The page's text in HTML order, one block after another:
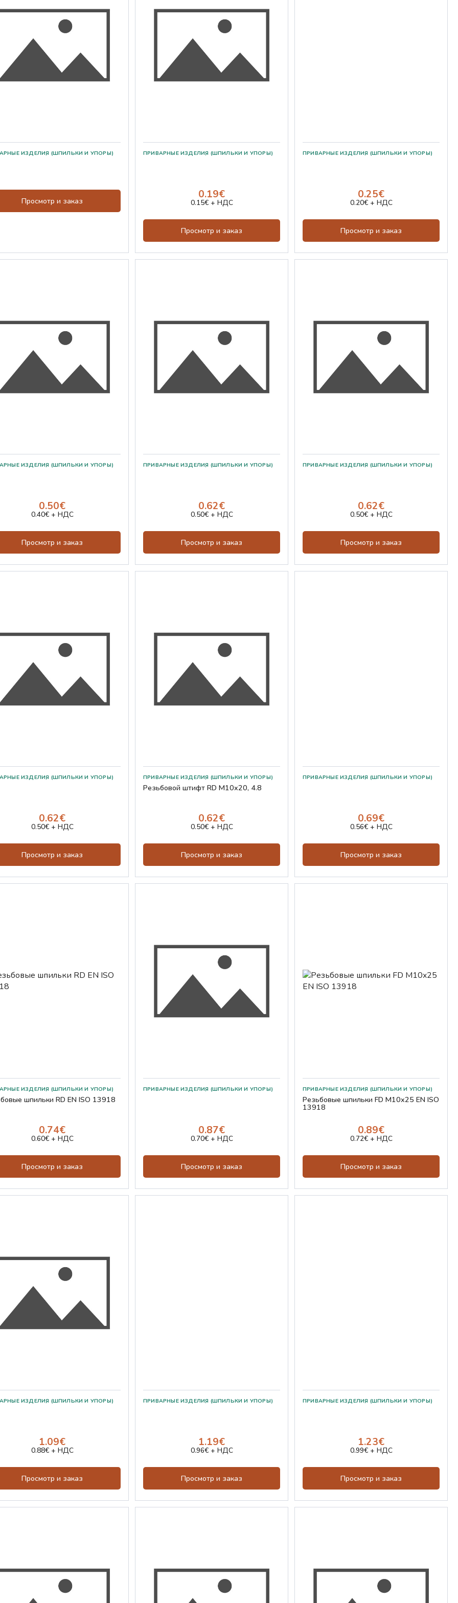
Просмотр и заказ 0.19€
0.15€ + НДС
Просмотр и заказ
0.25€
0.20€ + НДС
Просмотр и заказ
0.50€
0.40€ + НДС
Просмотр и заказ
0.62€
0.50€ + НДС
Просмотр и заказ
0.62€
0.50€ + НДС
Просмотр и заказ
0.62€
0.50€ + НДС
Просмотр и заказ
Резьбовой штифт RD M10x20, 4.8
0.62€
0.50€ + НДС
Просмотр и заказ
0.69€
0.56€ + НДС
Просмотр и заказ
шпильки RD EN ISO 13918
0.74€
0.60€ + НДС
Просмотр и заказ
0.87€
0.70€ + НДС
Просмотр и заказ
Резьбовые шпильки FD M10x25 EN ISO
13918
0.89€
0.72€ + НДС
Просмотр и заказ
1.09€
0.88€ + НДС
Просмотр и заказ
1.19€
0.96€ + НДС
Просмотр и заказ
1.23€
0.99€ + НДС
Просмотр и заказ